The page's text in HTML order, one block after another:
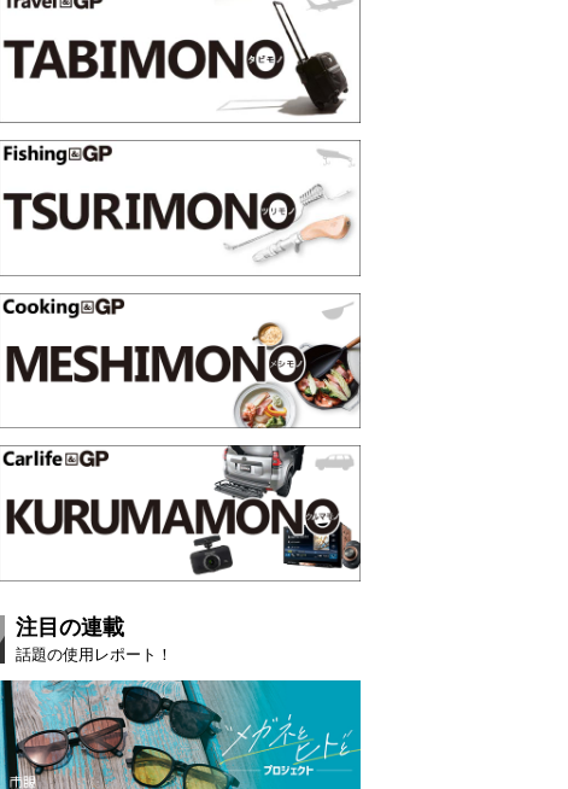
注目の連載
話題の使用レポート！